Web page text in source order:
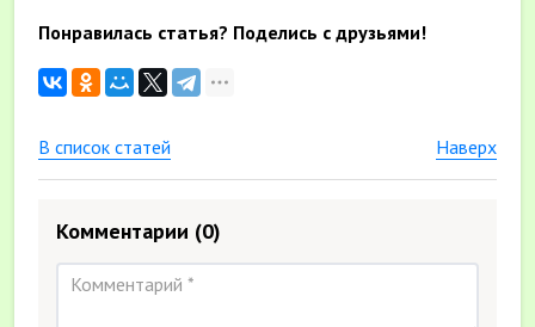
Понравилась статья? Поделись с друзьями!
В список статей Наверх
Комментарии (0)